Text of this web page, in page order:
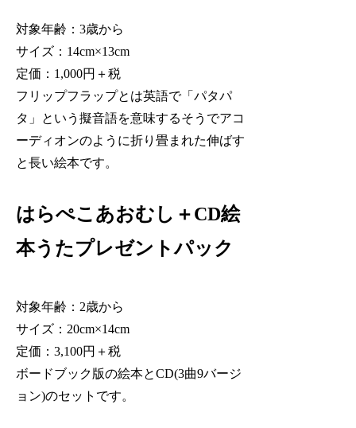
対象年齢：3歳から
サイズ：14cm×13cm
定価：1,000円＋税
フリップフラップとは英語で「パタパ
タ」という擬音語を意味するそうでアコ
ーディオンのように折り畳まれた伸ばす
と長い絵本です。
はらぺこあおむし＋CD絵
本うたプレゼントパック
対象年齢：2歳から
サイズ：20cm×14cm
定価：3,100円＋税
ボードブック版の絵本とCD(3曲9バージ
ョン)のセットです。